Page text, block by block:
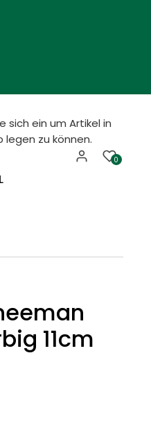
sich ein um Artikel in
legen zu können.
0
11cm